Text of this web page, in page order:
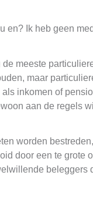
en? Ik heb geen
meeste
maar
inkomen of
aan de regels
worden
door een te grote
beleggers